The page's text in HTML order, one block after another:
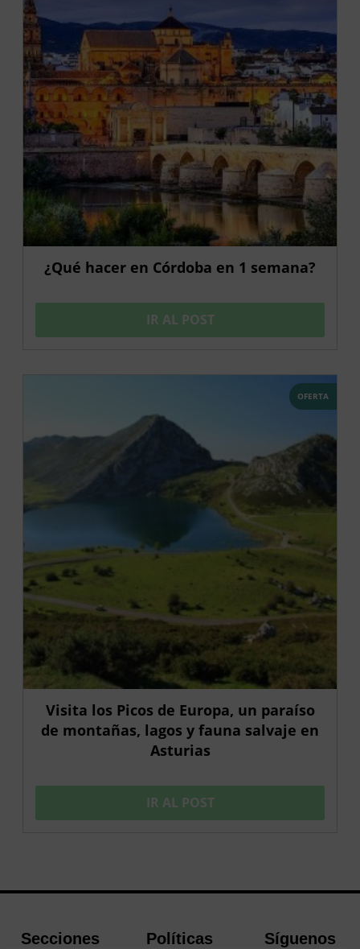
¿Qué hacer en Córdoba en 1 semana?
IR AL POST
OFERTA
Visita los Picos de Europa, un paraíso
de montañas, lagos y fauna salvaje en
Asturias
IR AL POST
Secciones Políticas Síguenos